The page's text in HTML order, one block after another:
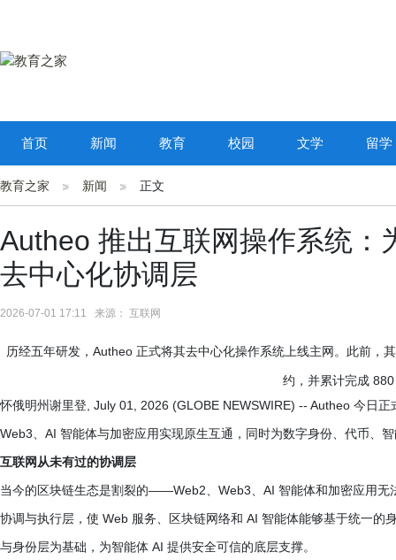
首页 新闻 教育 校园 文学 留学
教育之家 新闻 正文
Autheo 推出互联网操作系统：
去中心化协调层
2026-07-01 17:11 来源： 互联网
历经五年研发，Autheo 正式将其去中心化操作系统上线主网。此前，
约，并累计完成
怀俄明州谢里登, July 01, 2026 (GLOBE NEWSWIRE) -- Autheo 今日正
Web3、AI 智能体与加密应用实现原生互通，同时为数字身份、代币、
互联网从未有过的协调层
当今的区块链生态是割裂的——Web2、Web3、AI 智能体和加密应用无
协调与执行层，使 Web 服务、区块链网络和 AI 智能体能够基于统一的
与身份层为基础，为智能体 AI 提供安全可信的底层支撑。